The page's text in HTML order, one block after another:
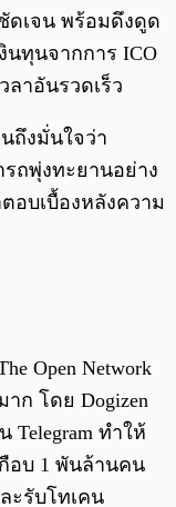
ดเจน พร้อมดึงดูด
นทุนจากการ ICO
ลาอันรวดเร็ว
ถึงมั่นใจว่า
ถพุ่งทะยานอย่าง
อบเบื้องหลังความ
Open Network
ก โดย Dogizen
ทำให้
กือบ 1 พันล้านคน
ะรับโทเคน